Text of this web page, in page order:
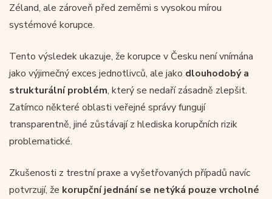
Zéland, ale zároveň před zeměmi s vysokou mírou
systémové korupce.
Tento výsledek ukazuje, že korupce v Česku není vnímána
jako výjimečný exces jednotlivců, ale jako dlouhodobý a
strukturální problém, který se nedaří zásadně zlepšit.
Zatímco některé oblasti veřejné správy fungují
transparentně, jiné zůstávají z hlediska korupčních rizik
problematické.
Zkušenosti z trestní praxe a vyšetřovaných případů navíc
potvrzují, že korupční jednání se netýká pouze vrcholné